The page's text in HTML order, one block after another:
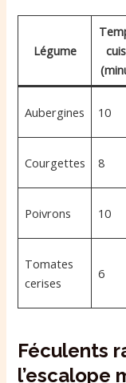
Légume
Aubergines 10
Courgettes 8
Poivrons 10
Tomates
cerises
6
Féculents
l’escalope